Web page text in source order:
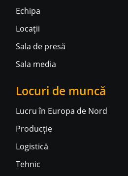
Echipa
Locații
Sala de presă
Sala media
Locuri de muncă
Lucru în Europa de Nord
Producție
Logistică
Tehnic